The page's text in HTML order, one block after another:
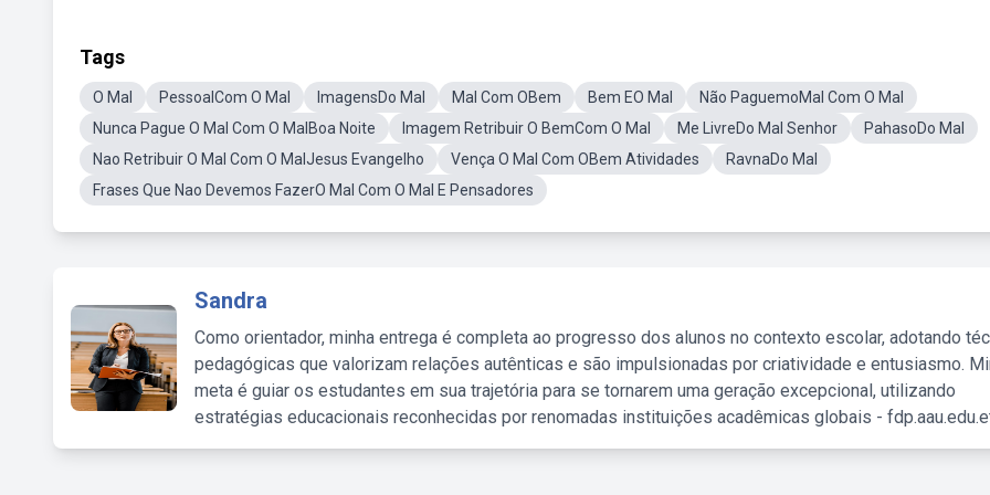
Tags
O Mal PessoalCom O Mal ImagensDo Mal Mal Com OBem Bem EO Mal
Não PaguemoMal Com O Mal
Nunca Pague O Mal Com O MalBoa Noite
Imagem Retribuir O BemCom O Mal Me LivreDo Mal Senhor
PahasoDo Mal
Nao Retribuir O Mal Com O MalJesus Evangelho
Vença O Mal Com OBem Atividades
RavnaDo Mal
Frases Que Nao Devemos FazerO Mal Com O Mal E Pensadores
Sandra
Como orientador, minha entrega é completa ao progresso dos alunos no contexto escolar, adotando
pedagógicas que valorizam relações autênticas e são impulsionadas por criatividade e entusiasmo.
meta é guiar os estudantes em sua trajetória para se tornarem uma geração excepcional, utilizando
estratégias educacionais reconhecidas por renomadas instituições acadêmicas globais -